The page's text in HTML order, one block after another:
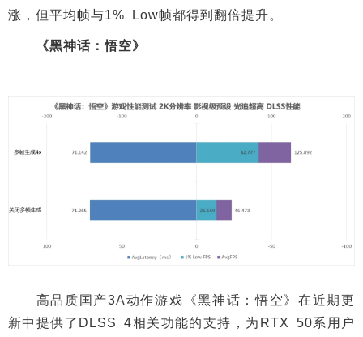
涨，但平均帧与1% Low帧都得到翻倍提升。
《黑神话：悟空》
高品质国产3A动作游戏《黑神话：悟空》在近期更
新中提供了DLSS 4相关功能的支持，为RTX 50系用户